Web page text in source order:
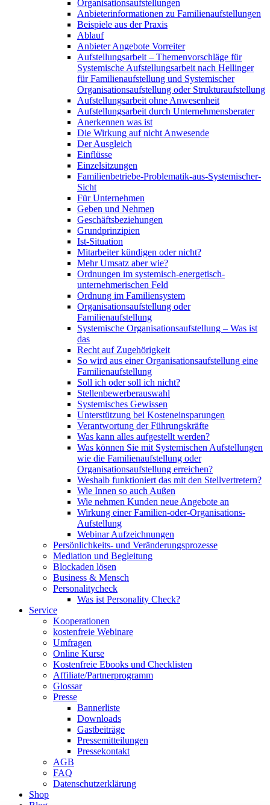
Organisationsaufstellungen
Anbieterinformationen zu Familienaufstellungen
Beispiele aus der Praxis
Ablauf
Anbieter Angebote Vorreiter
Aufstellungsarbeit – Themenvorschläge für
Systemische Aufstellungsarbeit nach Hellinger
für Familienaufstellung und Systemischer
Organisationsaufstellung oder Strukturaufstellung
Aufstellungsarbeit ohne Anwesenheit
Aufstellungsarbeit durch Unternehmensberater
Anerkennen was ist
Die Wirkung auf nicht Anwesende
Der Ausgleich
Einflüsse
Einzelsitzungen
Familienbetriebe-Problematik-aus-Systemischer-
Sicht
Für Unternehmen
Geben und Nehmen
Geschäftsbeziehungen
Grundprinzipien
Ist-Situation
Mitarbeiter kündigen oder nicht?
Mehr Umsatz aber wie?
Ordnungen im systemisch-energetisch-
unternehmerischen Feld
Ordnung im Familiensystem
Organisationsaufstellung oder
Familienaufstellung
Systemische Organisationsaufstellung – Was ist
das
Recht auf Zugehörigkeit
So wird aus einer Organisationsaufstellung eine
Familienaufstellung
Soll ich oder soll ich nicht?
Stellenbewerberauswahl
Systemisches Gewissen
Unterstützung bei Kosteneinsparungen
Verantwortung der Führungskräfte
Was kann alles aufgestellt werden?
Was können Sie mit Systemischen Aufstellungen
wie die Familienaufstellung oder
Organisationsaufstellung erreichen?
Weshalb funktioniert das mit den Stellvertretern?
Wie Innen so auch Außen
Wie nehmen Kunden neue Angebote an
Wirkung einer Familien-oder-Organisations-
Aufstellung
Webinar Aufzeichnungen
Persönlichkeits- und Veränderungsprozesse
Mediation und Begleitung
Blockaden lösen
Business & Mensch
Personalitycheck
Was ist Personality Check?
Service
Kooperationen
kostenfreie Webinare
Umfragen
Online Kurse
Kostenfreie Ebooks und Checklisten
Affiliate/Partnerprogramm
Glossar
Presse
Bannerliste
Downloads
Gastbeiträge
Pressemitteilungen
Pressekontakt
AGB
FAQ
Datenschutzerklärung
Shop